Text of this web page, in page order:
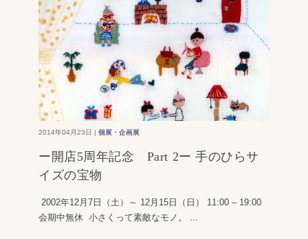
2014年04月23日 | 個展・企画展
ー開店5周年記念 Part 2ー 手のひらサ
イズの宝物
2002年12月7日（土）～ 12月15日（日） 11:00 – 19:00
会期中無休 小さくって素敵なモノ。 ...